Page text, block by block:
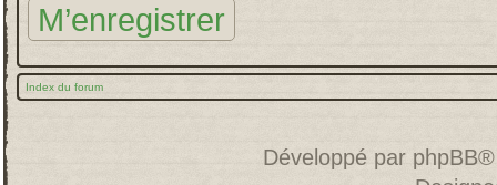
M’enregistrer
Index du forum
Développé par phpBB®